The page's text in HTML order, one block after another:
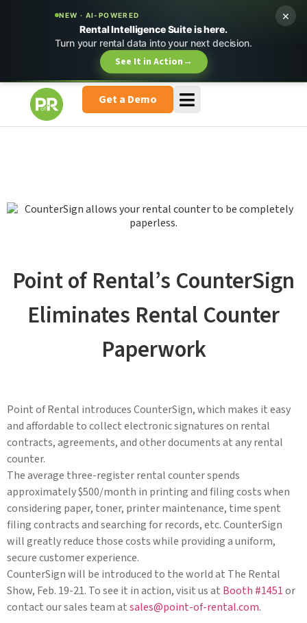
NEW · AI-POWERED
Rental Intelligence Suite is here.
Turn your rental data into your next decision.
See It in Action→
×
Get a Demo
Point of Rental’s CounterSign
Eliminates Rental Counter
Paperwork
Point of Rental introduces CounterSign, which makes it easy
and affordable to collect electronic signatures on rental
contracts, agreements, and other documents at any rental
counter.
The average three-register rental counter spends
approximately $500/month in printing and filing costs when
considering paper, toner, printer maintenance, time spent
filing contracts and searching for records, etc. CounterSign
will greatly reduce those costs while providing a uniform,
secure customer experience.
CounterSign will be introduced to the world at The Rental
Show, Feb. 19-21. To see it in action, visit us at Booth #1451or
contact our sales team atsales@point-of-rental.com.